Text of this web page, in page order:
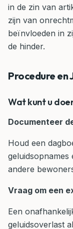
in de zin van
zijn van
beïnvloeden in
de hinder.
Procedure en
Wat kunt u
Documenteer
Houd een
geluidsopnames
andere
Vraag om een
Een
geluidsoverlast